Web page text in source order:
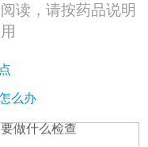
读，请按药品说明
么办